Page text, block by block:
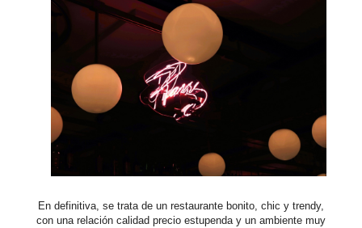
En definitiva, se trata de un restaurante bonito, chic y trendy,
con una relación calidad precio estupenda y un ambiente muy